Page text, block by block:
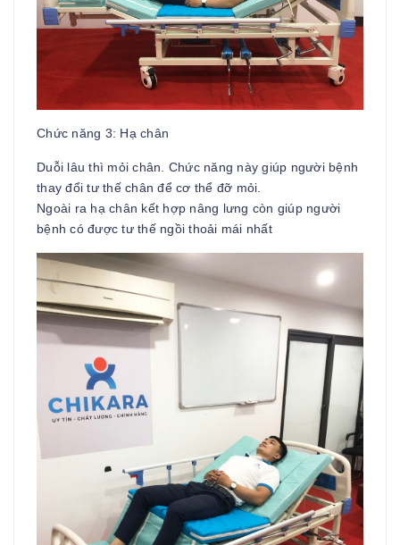
Chức năng 3: Hạ chân
Duỗi lâu thì mỏi chân. Chức năng này giúp người bệnh
thay đổi tư thế chân để cơ thể đỡ mỏi.
Ngoài ra hạ chân kết hợp nâng lưng còn giúp người
bệnh có được tư thế ngồi thoải mái nhất